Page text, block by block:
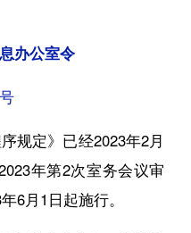
办公室令
定》已经2023年2月
年第2次室务会议审
6月1日起施行。